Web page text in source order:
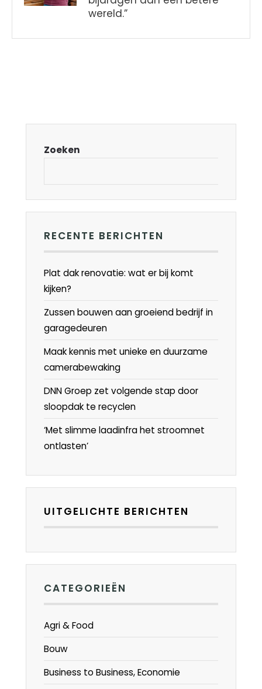
wereld.”
Zoeken
RECENTE BERICHTEN
Plat dak renovatie: wat er bij komt
kijken?
Zussen bouwen aan groeiend bedrijf in
garagedeuren
Maak kennis met unieke en duurzame
camerabewaking
DNN Groep zet volgende stap door
sloopdak te recyclen
‘Met slimme laadinfra het stroomnet
ontlasten’
UITGELICHTE BERICHTEN
CATEGORIEËN
Agri & Food
Bouw
Business to Business, Economie